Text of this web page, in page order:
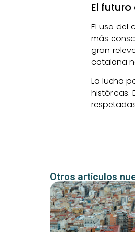
El
El uso del
más
gran
catalana
La lucha
históricas.
Otros artículos